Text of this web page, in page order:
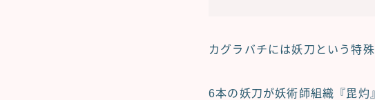
カグラバチ には妖刀という特
6本の妖刀が妖術師組織 『毘灼